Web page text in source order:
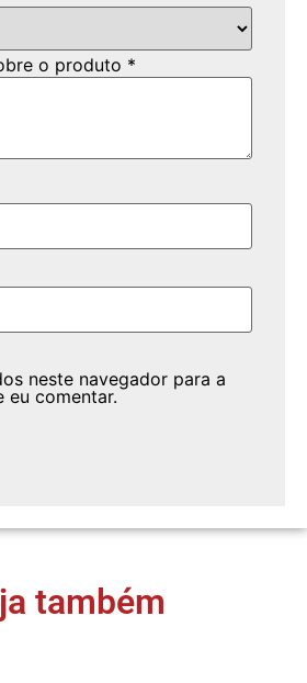
o produto *
neste navegador para a
eu comentar.
também